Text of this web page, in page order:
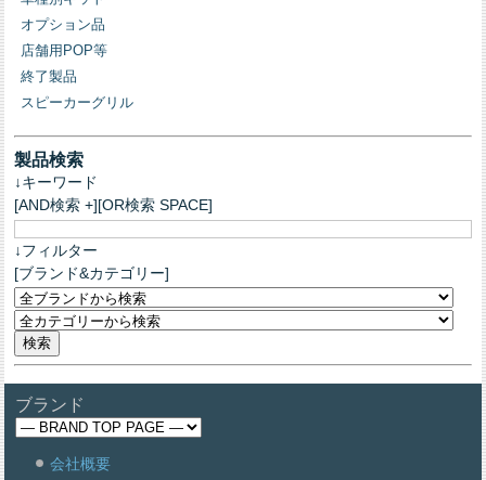
オプション品
店舗用POP等
終了製品
スピーカーグリル
製品検索
↓キーワード
[AND検索 +][OR検索 SPACE]
↓フィルター
[ブランド&カテゴリー]
ブランド
会社概要